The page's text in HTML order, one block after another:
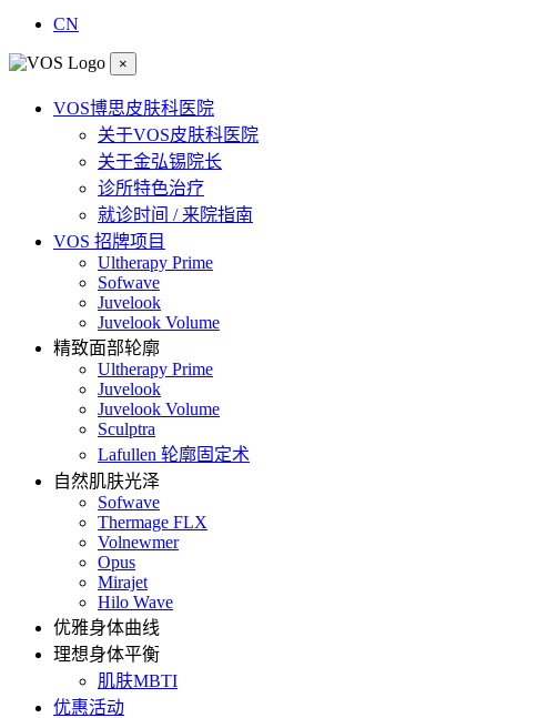
CN
×
VOS博思皮肤科医院
关于VOS皮肤科医院
关于金弘锡院长
诊所特色治疗
就诊时间 / 来院指南
VOS 招牌项目
Ultherapy Prime
Sofwave
Juvelook
Juvelook Volume
精致面部轮廓
Ultherapy Prime
Juvelook
Juvelook Volume
Sculptra
Lafullen 轮廓固定术
自然肌肤光泽
Sofwave
Thermage FLX
Volnewmer
Opus
Mirajet
Hilo Wave
优雅身体曲线
理想身体平衡
肌肤MBTI
优惠活动